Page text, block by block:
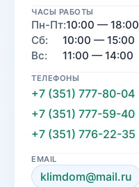
ЧАСЫ РАБОТЫ
Пн-Пт:10:00 — 18:00
Сб:
10:00 — 15:00
Вс:
11:00 — 14:00
ТЕЛЕФОНЫ
+7 (351) 777-80-04
+7 (351) 777-59-40
+7 (351) 776-22-35
EMAIL
klimdom@mail.ru